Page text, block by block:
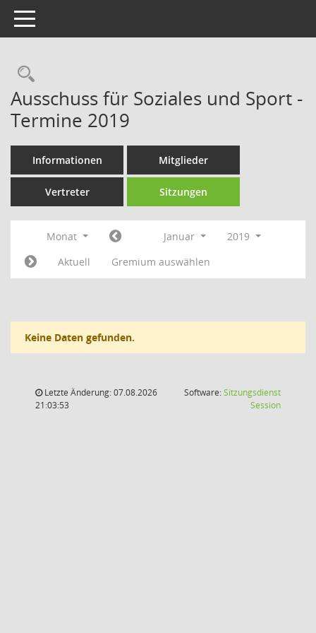
Toggle navigation
Rechercheauswahl
Ausschuss für Soziales und Sport -
Termine 2019
Informationen Mitglieder
Vertreter Sitzungen
Monat Januar
2019
Aktuell
Gremium auswählen
Keine Daten gefunden.
Letzte Änderung: 07.08.2026
21:03:53
Software:Sitzungsdienst
Session(Wird in